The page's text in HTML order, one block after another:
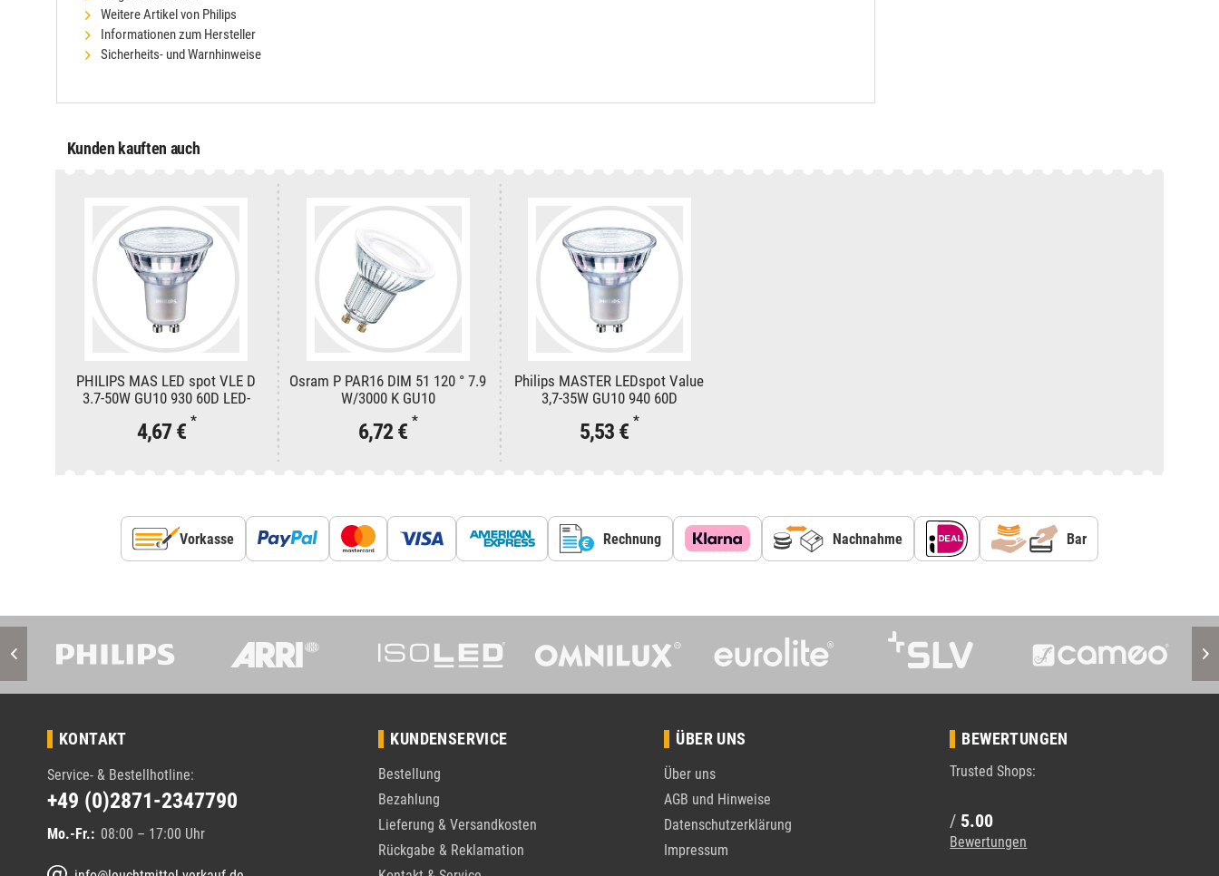
Weitere Artikel von Philips
Informationen zum Hersteller
Sicherheits- und Warnhinweise
Kunden kauften auch
PHILIPS MAS LED spot VLE D
3.7-50W GU10 930 60D LED-
Reflektorlampe PAR16 3000K
365lm
4,67 € *
Osram P PAR16 DIM 51 120 ° 7.9
W/3000 K GU10
6,72 € *
Philips MASTER LEDspot Value
3,7-35W GU10 940 60D
5,53 € *
Vorkasse Rechnung Nachnahme Bar
KONTAKT
Service- & Bestellhotline:
+49 (0)2871-2347790
Mo.-Fr.: 08:00 – 17:00 Uhr
KUNDENSERVICE
Bestellung
Bezahlung
Lieferung & Versandkosten
Rückgabe & Reklamation
ÜBER UNS
Über uns
AGB und Hinweise
Datenschutzerklärung
Impressum
BEWERTUNGEN
Trusted Shops:
/ 5.00
Bewertungen